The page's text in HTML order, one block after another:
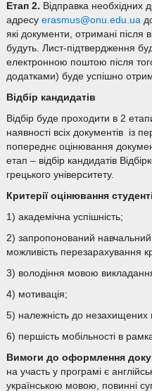
Етап 2. Відправка необхідних
адресу erasmus@onu.edu.ua
які документи, отримані після
будуть. Лист-підтвердження
електронною поштою після
додатками) буде успішно
Відбір кандидатів
Відбір буде проходити в 2
наявності всіх документів із
попереднє оцінювання
етап – відбір кандидатів
грецького університету.
Критерії оцінювання
1) академічна успішність;
2) запропонований
можливість перезарахування
3) володіння мовою
4) мотивація;
5) належність до незахищених
6) першість мобільності в
Вимоги до оформлення
на участь у програмі є
українською мовою, повинні